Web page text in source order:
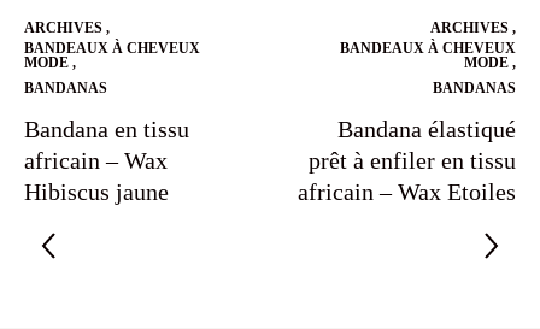
ARCHIVES ,
BANDEAUX À CHEVEUX
MODE ,
BANDANAS
Bandana en tissu
africain – Wax
Hibiscus jaune
ARCHIVES ,
BANDEAUX À CHEVEUX
MODE ,
BANDANAS
Bandana élastiqué
prêt à enfiler en tissu
africain – Wax Etoiles